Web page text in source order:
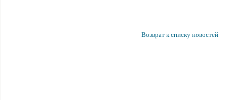
Возврат к списку новостей